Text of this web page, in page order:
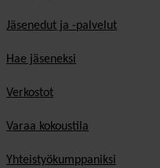
Jäsenedut ja -palvelut
Hae jäseneksi
Verkostot
Varaa kokoustila
Yhteistyökumppaniksi